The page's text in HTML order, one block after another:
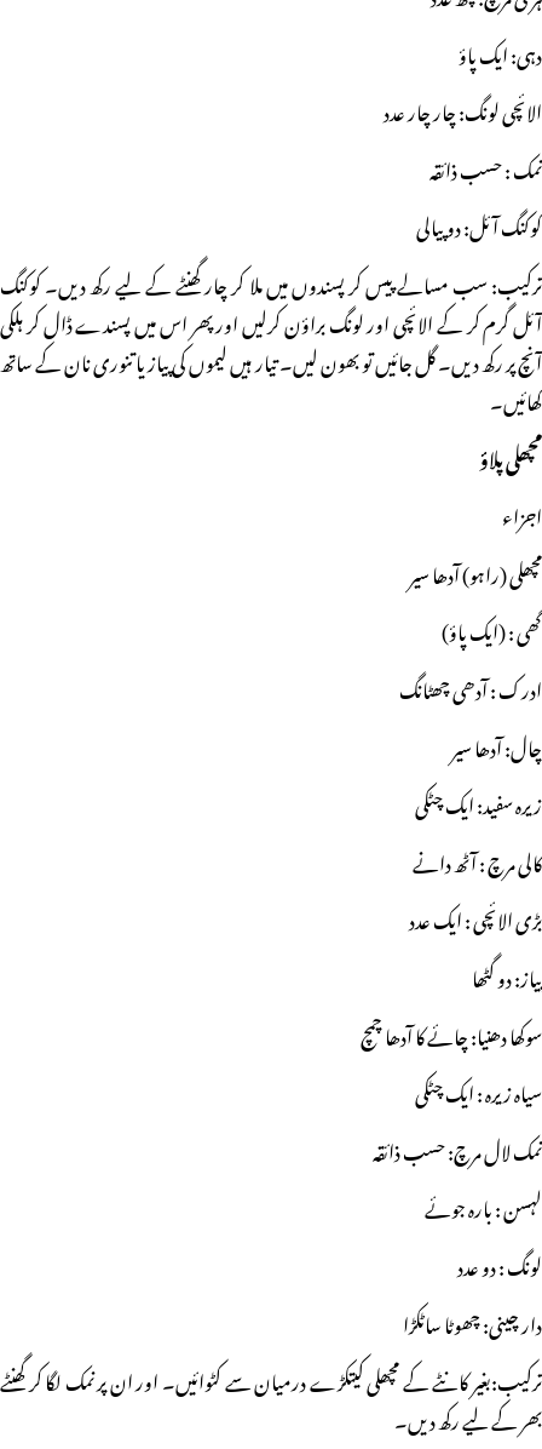
دہی: ایک پاؤ
الائچی لونگ: چار چار عدد
نمک : حسب ذائقہ
کوکنگ آئل: دو پیالی
ترکیب: سب مسالے پیس کر پسندوں میں ملا کر چار گھنٹے کے لیے رکھ دیں۔ کوکنگ
آئل گرم کر کے الائچی اور لونگ براؤن کرلیں اور پھر اس میں پسندے ڈال کر ہلکی
آنچ پر رکھ دیں۔ گل جائیں تو بھون لیں۔ تیار ہیں لیموں کی پیاز یا تنوری نان کے ساتھ
کھائیں۔
مچھلی پلاؤ
اجزاء
مچھلی (راہو) آدھا سیر
گھی : (ایک پاؤ)
ادرک : آدھی چھٹانگ
چال: آدھا سیر
زیرہ سفید: ایک چٹکی
کالی مرچ : آٹھ دانے
بڑی الائچی : ایک عدد
پیاز: دو گٹھا
سوکھا دھنیا: چائے کا آدھا چمچ
سیاہ زیرہ : ایک چٹکی
نمک لال مرچ: حسب ذائقہ
لہسن : بارہ جوئے
لونگ : دو عدد
دار چینی: چھوٹا ساٹکڑا
ترکیب:بغیر کانٹے کے مچھلی کیتکڑے درمیان سے کٹوائیں۔ اور ان پر نمک لگا کر گھنٹے
بھر کے لیے رکھ دیں۔